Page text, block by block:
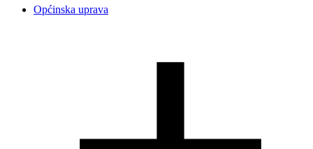
Općinska uprava